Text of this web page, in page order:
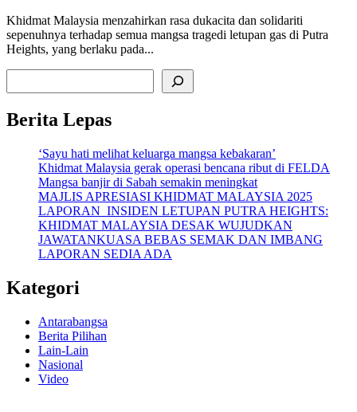
Khidmat Malaysia menzahirkan rasa dukacita dan solidariti
sepenuhnya terhadap semua mangsa tragedi letupan gas di Putra
Heights, yang berlaku pada...
Berita Lepas
‘Sayu hati melihat keluarga mangsa kebakaran’
Khidmat Malaysia gerak operasi bencana ribut di FELDA
Mangsa banjir di Sabah semakin meningkat
MAJLIS APRESIASI KHIDMAT MALAYSIA 2025
LAPORAN INSIDEN LETUPAN PUTRA HEIGHTS:
KHIDMAT MALAYSIA DESAK WUJUDKAN
JAWATANKUASA BEBAS SEMAK DAN IMBANG
LAPORAN SEDIA ADA
Kategori
Antarabangsa
Berita Pilihan
Lain-Lain
Nasional
Video